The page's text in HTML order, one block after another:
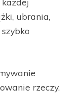
ubrania,
rzeczy.